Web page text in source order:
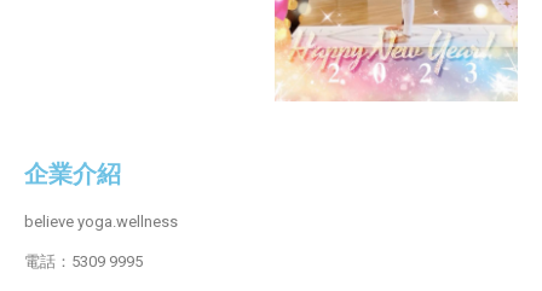
企業介紹
believe yoga.wellness
電話：5309 9995